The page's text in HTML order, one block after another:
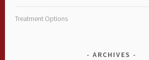
Treatment Options
ARCHIVES